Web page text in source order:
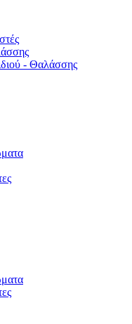
- Θαλάσσης